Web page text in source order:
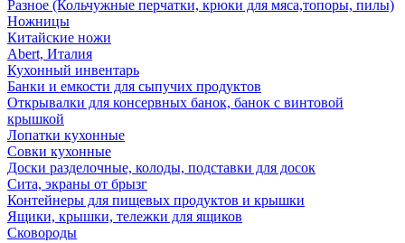
Разное (Кольчужные перчатки, крюки для мяса,топоры, пилы)
Ножницы
Китайские ножи
Abert, Италия
Кухонный инвентарь
Банки и емкости для сыпучих продуктов
Открывалки для консервных банок, банок с винтовой
крышкой
Лопатки кухонные
Совки кухонные
Доски разделочные, колоды, подставки для досок
Сита, экраны от брызг
Контейнеры для пищевых продуктов и крышки
Ящики, крышки, тележки для ящиков
Сковороды